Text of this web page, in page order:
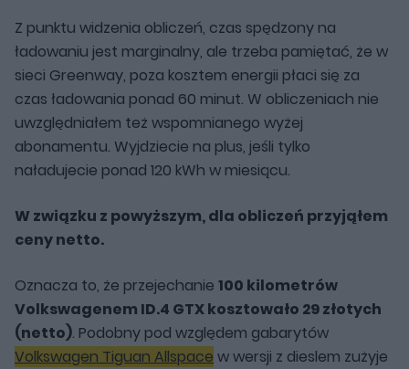
Z punktu widzenia obliczeń, czas spędzony na
ładowaniu jest marginalny, ale trzeba pamiętać, że w
sieci Greenway, poza kosztem energii płaci się za
czas ładowania ponad 60 minut. W obliczeniach nie
uwzględniałem też wspomnianego wyżej
abonamentu. Wyjdziecie na plus, jeśli tylko
naładujecie ponad 120 kWh w miesiącu.
W związku z powyższym, dla obliczeń przyjąłem
ceny netto.
Oznacza to, że przejechanie 100 kilometrów
Volkswagenem ID.4 GTX kosztowało 29 złotych
(netto). Podobny pod względem gabarytów
Volkswagen Tiguan Allspace w wersji z dieslem zużyje